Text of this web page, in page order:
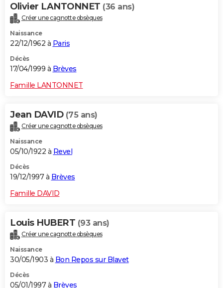
Olivier LANTONNET (36 ans)
Créer une cagnotte obsèques
Naissance
22/12/1962 à Paris
Décès
17/04/1999 à Brèves
Famille LANTONNET
Jean DAVID (75 ans)
Créer une cagnotte obsèques
Naissance
05/10/1922 à Revel
Décès
19/12/1997 à Brèves
Famille DAVID
Louis HUBERT (93 ans)
Créer une cagnotte obsèques
Naissance
30/05/1903 à Bon Repos sur Blavet
Décès
05/01/1997 à Brèves